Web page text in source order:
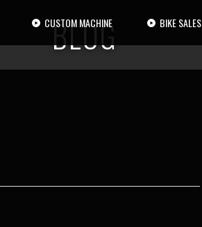
CUSTOM MACHINE BIKE SALES
BLOG